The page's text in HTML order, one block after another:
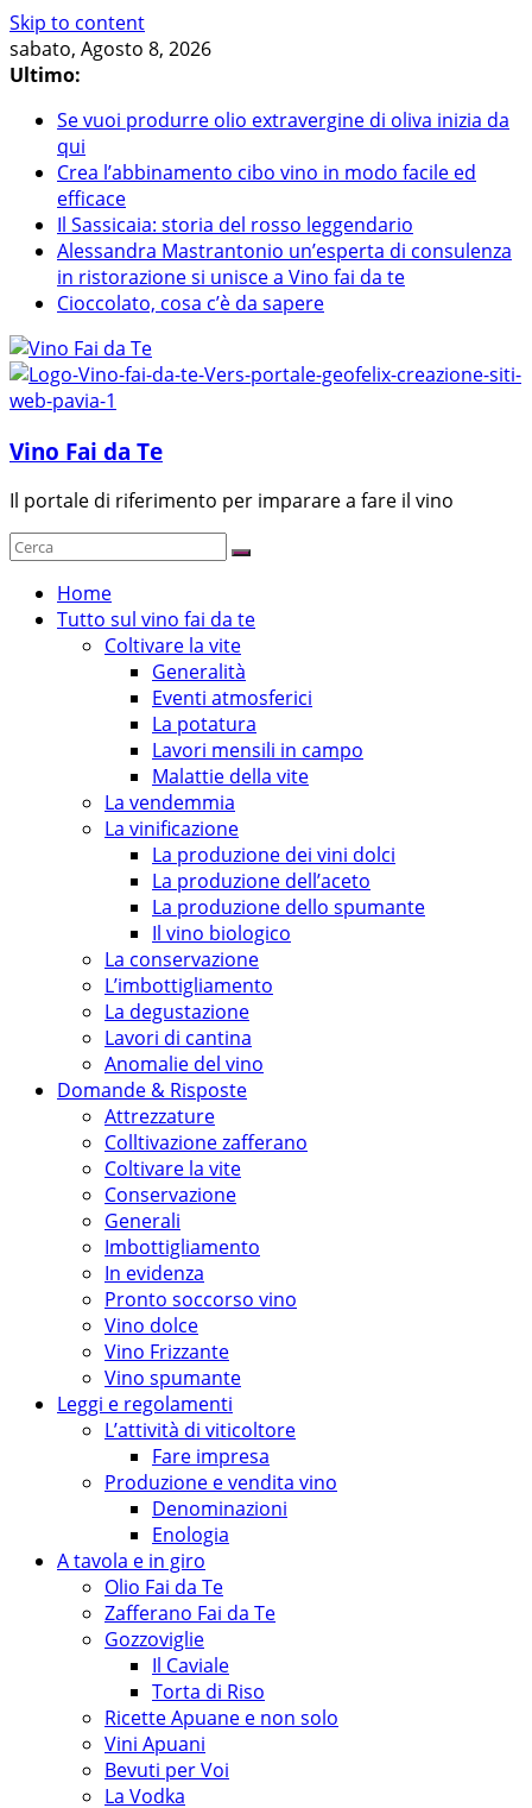
Skip to content
sabato, Agosto 8, 2026
Ultimo:
Se vuoi produrre olio extravergine di oliva inizia da
qui
Crea l’abbinamento cibo vino in modo facile ed
efficace
Il Sassicaia: storia del rosso leggendario
Alessandra Mastrantonio un’esperta di consulenza
in ristorazione si unisce a Vino fai da te
Cioccolato, cosa c’è da sapere
Vino Fai da Te
Il portale di riferimento per imparare a fare il vino
Home
Tutto sul vino fai da te
Coltivare la vite
Generalità
Eventi atmosferici
La potatura
Lavori mensili in campo
Malattie della vite
La vendemmia
La vinificazione
La produzione dei vini dolci
La produzione dell’aceto
La produzione dello spumante
Il vino biologico
La conservazione
L’imbottigliamento
La degustazione
Lavori di cantina
Anomalie del vino
Domande & Risposte
Attrezzature
Colltivazione zafferano
Coltivare la vite
Conservazione
Generali
Imbottigliamento
In evidenza
Pronto soccorso vino
Vino dolce
Vino Frizzante
Vino spumante
Leggi e regolamenti
L’attività di viticoltore
Fare impresa
Produzione e vendita vino
Denominazioni
Enologia
A tavola e in giro
Olio Fai da Te
Zafferano Fai da Te
Gozzoviglie
Il Caviale
Torta di Riso
Ricette Apuane e non solo
Vini Apuani
Bevuti per Voi
La Vodka